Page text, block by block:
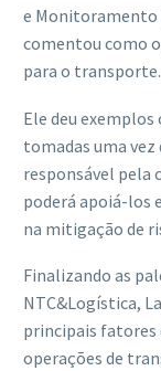
e Monitoramento
comentou como
para o transporte.
Ele deu exemplos
tomadas uma
responsável pela
poderá apoiá-los
na mitigação de
Finalizando as
NTC&Logística,
principais fatores
operações de